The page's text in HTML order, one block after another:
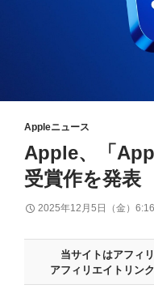
Appleニュース
Apple、「
受賞作を発表
2025年12月5日（金）6:16
当サイトはアフィ
アフィリエイトリン